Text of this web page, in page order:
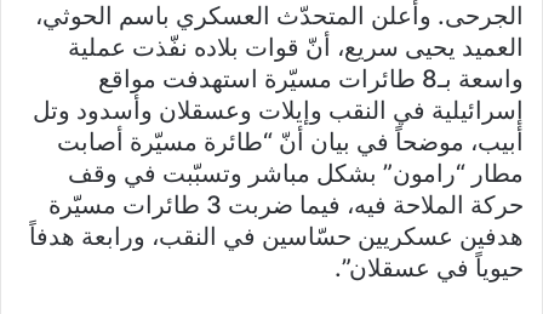
الجرحى. وأعلن المتحدّث العسكري باسم الحوثي،
العميد يحيى سريع، أنّ قوات بلاده نفّذت عملية
واسعة بـ8 طائرات مسيّرة استهدفت مواقع
إسرائيلية في النقب وإيلات وعسقلان وأسدود وتل
أبيب، موضحاً في بيان أنّ “طائرة مسيّرة أصابت
مطار “رامون” بشكل مباشر وتسبّبت في وقف
حركة الملاحة فيه، فيما ضربت 3 طائرات مسيّرة
هدفين عسكريين حسّاسين في النقب، ورابعة هدفاً
حيوياً في عسقلان”.